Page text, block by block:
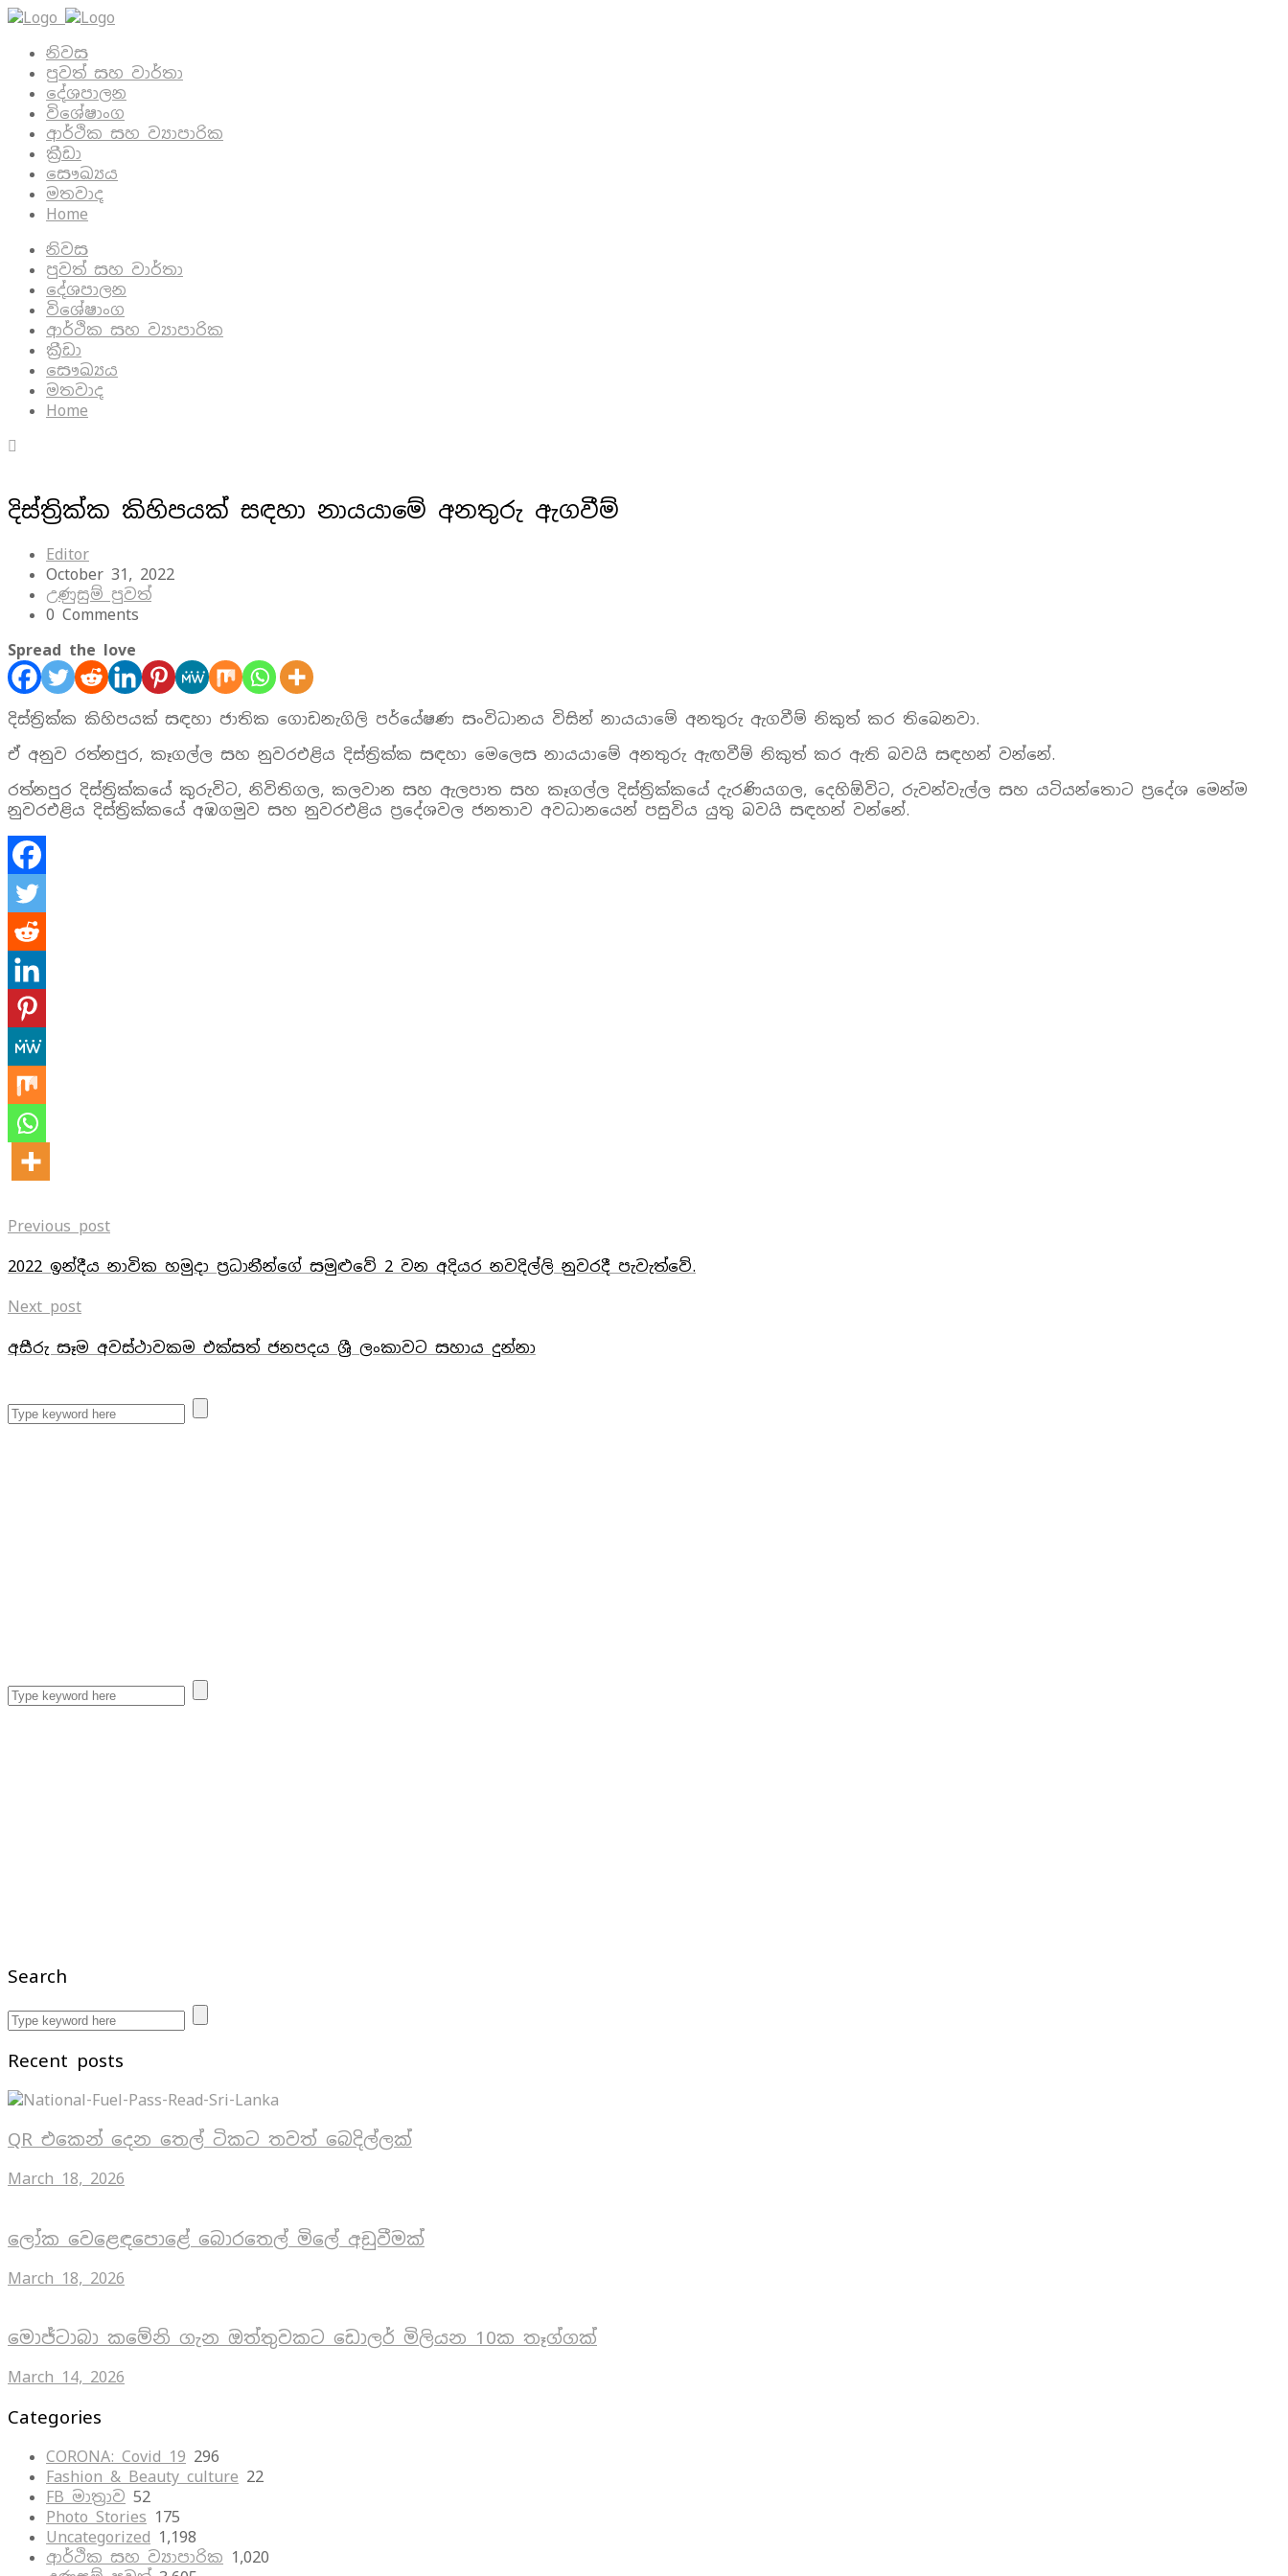
නිවස
පුවත් සහ වාර්තා
දේශපාලන
විශේෂාංග
ආර්ථික සහ ව්‍යාපාරික
ක්‍රීඩා
සෞඛ්‍යය
මතවාද
Home
නිවස
පුවත් සහ වාර්තා
දේශපාලන
විශේෂාංග
ආර්ථික සහ ව්‍යාපාරික
ක්‍රීඩා
සෞඛ්‍යය
මතවාද
Home
දිස්ත්‍රික්ක කිහිපයක් සඳහා නායයාමේ අනතුරු ඇගවීම්
Editor
October 31, 2022
උණුසුම් පුවත්
0 Comments
Spread the love
දිස්ත්‍රික්ක කිහිපයක් සඳහා ජාතික ගොඩනැගිලි පර්යේෂණ සංවිධානය විසින් නායයාමේ අනතුරු ඇගවීම් නිකුත් කර තිබෙනවා.
ඒ අනුව රත්නපුර, කෑගල්ල සහ නුවරඑළිය දිස්ත්‍රික්ක සඳහා මෙලෙස නායයාමේ අනතුරු ඇඟවීම් නිකුත් කර ඇති බවයි සඳහන් වන්නේ.
රත්නපුර දිස්ත්‍රික්කයේ කුරුවිට, නිවිතිගල, කලවාන සහ ඇලපාත සහ කෑගල්ල දිස්ත්‍රික්කයේ දැරණියගල, දෙහිඕවිට, රුවන්වැල්ල සහ යටියන්තොට ප්‍රදේශ මෙන්ම
නුවරඑළිය දිස්ත්‍රික්කයේ අඹගමුව සහ නුවරඑළිය ප්‍රදේශවල ජනතාව අවධානයෙන් පසුවිය යුතු බවයි සඳහන් වන්නේ.
Previous post
2022 ඉන්දීය නාවික හමුදා ප්‍රධානීන්ගේ සමුළුවේ 2 වන අදියර නවදිල්ලි නුවරදී පැවැත්වේ.
Next post
අසීරු සෑම අවස්ථාවකම එක්සත් ජනපදය ශ්‍රී ලංකාවට සහාය දුන්නා
Search
Recent posts
QR එකෙන් දෙන තෙල් ටිකට තවත් බෙදිල්ලක්
March 18, 2026
ලෝක වෙළෙඳපොළේ බොරතෙල් මිලේ අඩුවීමක්
March 18, 2026
මොජ්ටාබා කමේනි ගැන ඔත්තුවකට ඩොලර් මිලියන 10ක තෑග්ගක්
March 14, 2026
Categories
CORONA: Covid 19 296
Fashion & Beauty culture 22
FB මාත්‍රාව 52
Photo Stories 175
Uncategorized 1,198
ආර්ථික සහ ව්‍යාපාරික 1,020